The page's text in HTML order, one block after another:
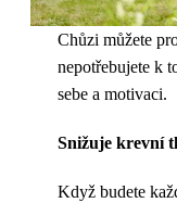
Chůzi můžete
nepotřebujete k
sebe a motivaci.
Snižuje krevní
Když budete